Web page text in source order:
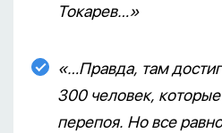
Токарев…»
«…Правда, там
300 человек,
перепоя. Но все